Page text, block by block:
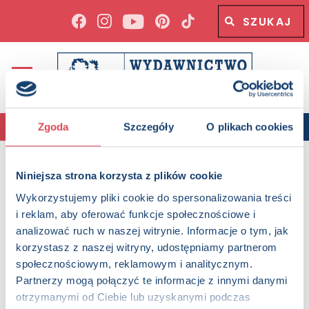
Zgoda Szczegóły O plikach cookies
Niniejsza strona korzysta z plików cookie
Wykorzystujemy pliki cookie do spersonalizowania treści
i reklam, aby oferować funkcje społecznościowe i
analizować ruch w naszej witrynie. Informacje o tym, jak
korzystasz z naszej witryny, udostępniamy partnerom
społecznościowym, reklamowym i analitycznym.
Partnerzy mogą połączyć te informacje z innymi danymi
otrzymanymi od Ciebie lub uzyskanymi podczas
Wyszukiwana fraza
MENU
SZUKAJ PO
WIEKU
3 - 5
lat
5 - 7
lat
7 - 10
10 - 13
lat
13+ 18+
Start Książki Zdrowie
Szukaj
Zdrowie
Sortuj po: